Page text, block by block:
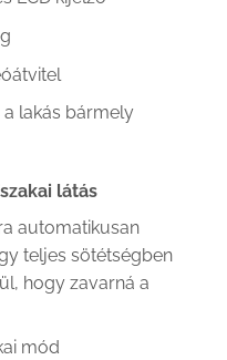
lakás bármely
látás
automatikusan
teljes sötétségben
hogy zavarná a
mód